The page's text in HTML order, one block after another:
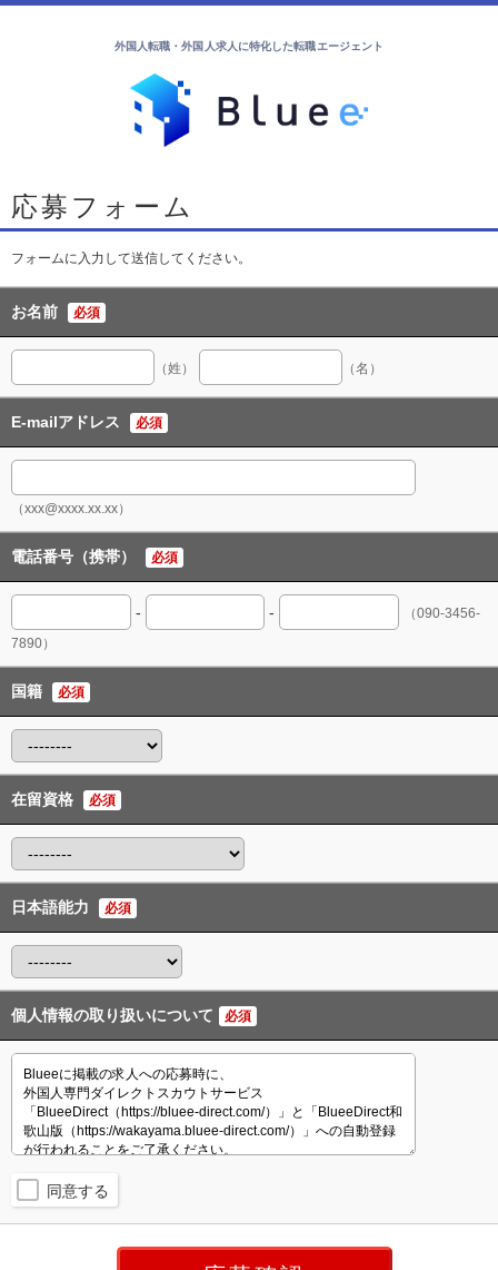
外国人転職・外国人求人に特化した転職エージェント
応募フォーム
フォームに入力して送信してください。
お名前 必須
（姓） （名）
E-mailアドレス 必須
（xxx@xxxx.xx.xx）
電話番号（携帯） 必須
- -
（090-3456-
7890）
国籍 必須
在留資格 必須
日本語能力 必須
個人情報の取り扱いについて 必須
同意する